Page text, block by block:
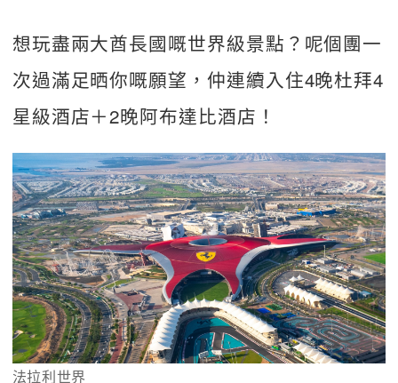
想玩盡兩大酋長國嘅世界級景點？呢個團一
次過滿足晒你嘅願望，仲連續入住4晚杜拜4
星級酒店＋2晚阿布達比酒店！
法拉利世界